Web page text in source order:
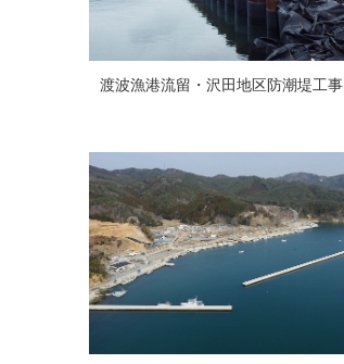
渡波漁港流留・沢田地区防潮堤工事